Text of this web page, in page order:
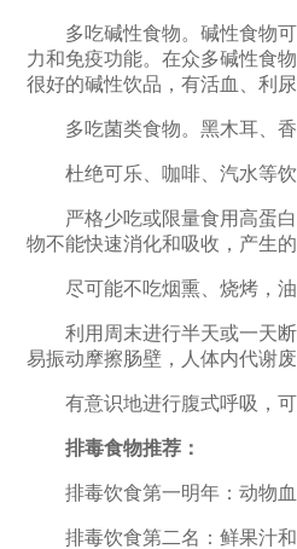
多吃碱性食物。碱性食物可
力和免疫功能。在众多碱性食
很好的碱性饮品，有活血、利
多吃菌类食物。黑木耳、香
杜绝可乐、咖啡、汽水等饮
严格少吃或限量食用高蛋白
物不能快速消化和吸收，产生的
尽可能不吃烟熏、烧烤，油
利用周末进行半天或一天断
易振动摩擦肠壁，人体内代谢
有意识地进行腹式呼吸，可
排毒食物推荐：
排毒饮食第一明年：动物血
排毒饮食第二名：鲜果汁和